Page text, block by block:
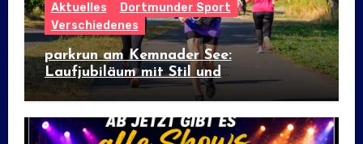
Aktuelles
Dortmunder Sport
Verschiedenes
parkrun am Kemnader See:
Laufjubiläum mit Stil und
internationalem Flair